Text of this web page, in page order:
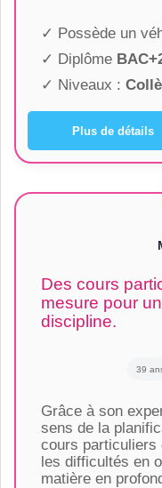
✓ Possède un
✓ Diplôme
✓ Niveaux :
Plus de détails
Des cours
mesure pour
discipline.
39
Grâce à son
sens de la
cours particuliers
les difficultés en
matière en